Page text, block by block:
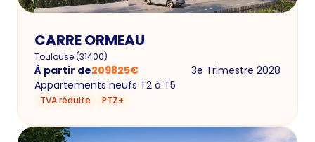
CARRE ORMEAU
Toulouse(31400)
À partir de209825€
3e Trimestre 2028
Appartements neufs T2 à T5
TVA réduite PTZ+